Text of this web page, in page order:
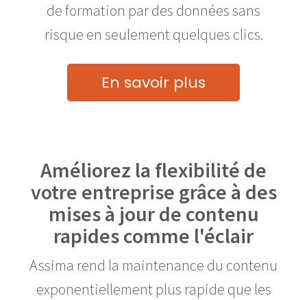
de formation par des données sans
risque en seulement quelques clics.
En savoir plus
Améliorez la flexibilité de
votre entreprise grâce à des
mises à jour de contenu
rapides comme l'éclair
Assima rend la maintenance du contenu
exponentiellement plus rapide que les